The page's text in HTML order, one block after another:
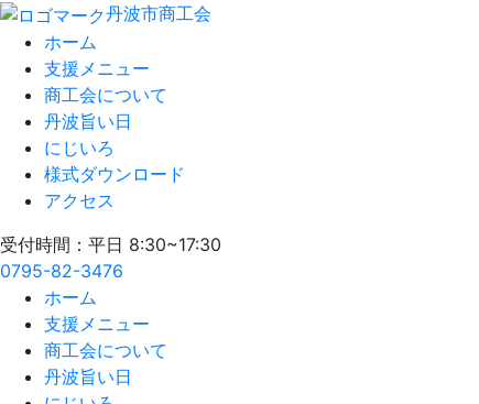
丹波市商工会
ホーム
支援メニュー
商工会について
丹波旨い日
にじいろ
様式ダウンロード
アクセス
受付時間：平日 8:30~17:30
0795-82-3476
ホーム
支援メニュー
商工会について
丹波旨い日